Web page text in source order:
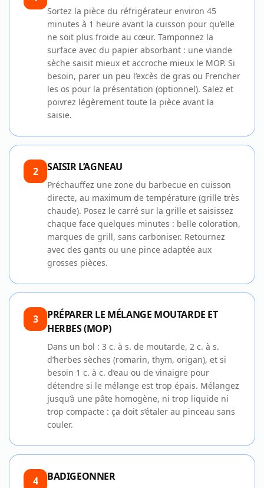
Sortez la pièce du réfrigérateur environ 45
minutes à 1 heure avant la cuisson pour qu’elle
ne soit plus froide au cœur. Tamponnez la
surface avec du papier absorbant : une viande
sèche saisit mieux et accroche mieux le MOP. Si
besoin, parer un peu l’excès de gras ou Frencher
les os pour la présentation (optionnel). Salez et
poivrez légèrement toute la pièce avant la
saisie.
2 SAISIR L’AGNEAU
Préchauffez une zone du barbecue en cuisson
directe, au maximum de température (grille très
chaude). Posez le carré sur la grille et saisissez
chaque face quelques minutes : belle coloration,
marques de grill, sans carboniser. Retournez
avec des gants ou une pince adaptée aux
grosses pièces.
3
PRÉPARER LE MÉLANGE MOUTARDE ET
HERBES (MOP)
Dans un bol : 3 c. à s. de moutarde, 2 c. à s.
d’herbes sèches (romarin, thym, origan), et si
besoin 1 c. à c. d’eau ou de vinaigre pour
détendre si le mélange est trop épais. Mélangez
jusqu’à une pâte homogène, ni trop liquide ni
trop compacte : ça doit s’étaler au pinceau sans
couler.
4 BADIGEONNER